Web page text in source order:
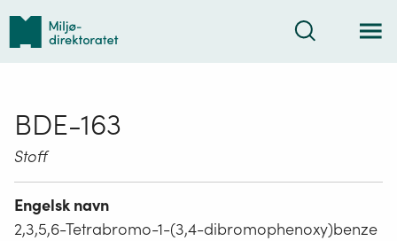
Tilbake
forsiden
Søk
BDE-163
Stoff
Engelsk navn
2,3,5,6-Tetrabromo-1-(3,4-dibromophenoxy)benze